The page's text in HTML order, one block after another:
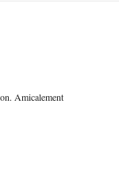
Amicalement